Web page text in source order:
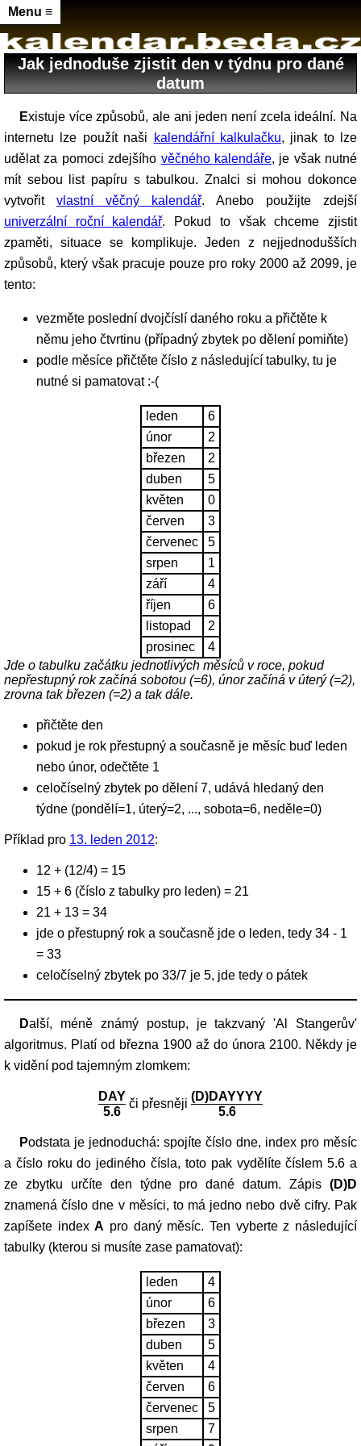
Menu ≡
Jak jednoduše zjistit den v týdnu pro dané
datum
Existuje více způsobů, ale ani jeden není zcela ideální. Na
internetu lze použít naši
kalendářní kalkulačku, jinak to lze
udělat za pomoci zdejšího věčného kalendáře, je však nutné
mít sebou list papíru s tabulkou. Znalci si mohou dokonce
vytvořit vlastní věčný kalendář. Anebo použijte zdejší
univerzální roční kalendář. Pokud to však chceme zjistit
zpaměti, situace se komplikuje. Jeden z nejjednodušších
způsobů, který však pracuje pouze pro roky 2000 až 2099, je
tento:
vezměte poslední dvojčíslí daného roku a přičtěte k
němu jeho čtvrtinu (případný zbytek po dělení pomiňte)
podle měsíce přičtěte číslo z následující tabulky, tu je
nutné si pamatovat :-(
leden
6
únor
2
březen
2
duben
5
květen
0
červen
3
červenec
5
srpen
1
září
4
říjen
6
listopad
2
prosinec
4
Jde o tabulku začátku jednotlivých měsíců v roce, pokud
nepřestupný rok začíná sobotou (=6), únor začíná v úterý (=2),
zrovna tak březen (=2) a tak dále.
přičtěte den
pokud je rok přestupný a současně je měsíc buď leden
nebo únor, odečtěte 1
celočíselný zbytek po dělení 7, udává hledaný den
týdne (pondělí=1, úterý=2, ..., sobota=6, neděle=0)
Příklad pro 13. leden 2012:
12 + (12/4) = 15
15 + 6 (číslo z tabulky pro leden) = 21
21 + 13 = 34
jde o přestupný rok a současně jde o leden, tedy 34 - 1
= 33
celočíselný zbytek po 33/7 je 5, jde tedy o pátek
Další, méně známý postup, je takzvaný 'Al Stangerův'
algoritmus. Platí od března 1900 až do února 2100. Někdy je
k vidění pod tajemným zlomkem:
DAY
5.6
či přesněji
(D)DAYYYY
5.6
Podstata je jednoduchá: spojíte číslo dne, index pro měsíc
a číslo roku do jediného čísla, toto pak vydělíte číslem 5.6 a
ze zbytku určíte den týdne pro dané datum. Zápis (D)D
znamená číslo dne v měsíci, to má jedno nebo dvě cifry. Pak
zapíšete indexA pro daný měsíc. Ten vyberte z následující
tabulky (kterou si musíte zase pamatovat):
leden
4
únor
6
březen
3
duben
5
květen
4
červen
6
červenec
5
srpen
7